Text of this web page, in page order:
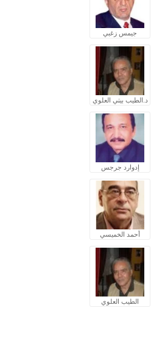
جيمس زغبي
د.الطيب بيتي العلوي
إدوارد جرجس
أحمد الخميسي
الطيب العلوي